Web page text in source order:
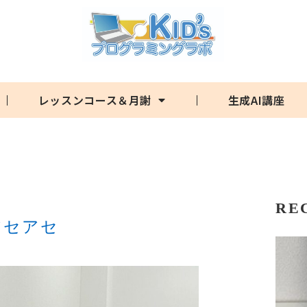
レッスンコース＆月謝 生成AI講座
アセ